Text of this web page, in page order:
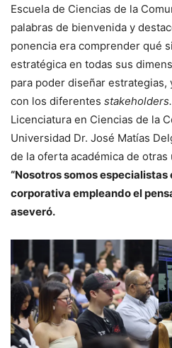
Escuela de Ciencias de la
palabras de bienvenida y
ponencia era comprender qué
estratégica en todas sus
para poder diseñar estrategias,
con los diferentes stakeholders.
Licenciatura en Ciencias de la
Universidad Dr. José Matías
de la oferta académica de
“Nosotros somos
corporativa empleando el
aseveró.